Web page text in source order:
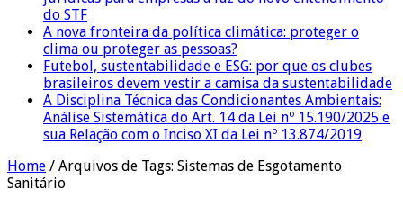
do STF
A nova fronteira da política climática: proteger o
clima ou proteger as pessoas?
Futebol, sustentabilidade e ESG: por que os clubes
brasileiros devem vestir a camisa da sustentabilidade
A Disciplina Técnica das Condicionantes Ambientais:
Análise Sistemática do Art. 14 da Lei nº 15.190/2025 e
sua Relação com o Inciso XI da Lei nº 13.874/2019
Home / Arquivos de Tags: Sistemas de Esgotamento
Sanitário